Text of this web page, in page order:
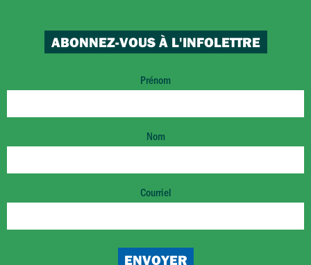
ABONNEZ-VOUS À L'INFOLETTRE
Prénom
Nom
Courriel